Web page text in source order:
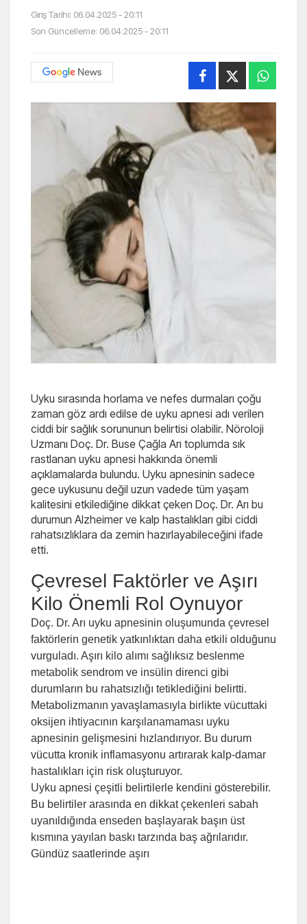
Giriş Tarihi: 06.04.2025 - 20:11
Son Güncelleme: 06.04.2025 - 20:11
Uyku sırasında horlama ve nefes durmaları çoğu
zaman göz ardı edilse de uyku apnesi adı verilen
ciddi bir sağlık sorununun belirtisi olabilir. Nöroloji
Uzmanı Doç. Dr. Buse Çağla Arı toplumda sık
rastlanan uyku apnesi hakkında önemli
açıklamalarda bulundu. Uyku apnesinin sadece
gece uykusunu değil uzun vadede tüm yaşam
kalitesini etkilediğine dikkat çeken Doç. Dr. Arı bu
durumun Alzheimer ve kalp hastalıkları gibi ciddi
rahatsızlıklara da zemin hazırlayabileceğini ifade
etti.
Çevresel Faktörler ve Aşırı
Kilo Önemli Rol Oynuyor
Doç. Dr. Arı uyku apnesinin oluşumunda çevresel
faktörlerin genetik yatkınlıktan daha etkili olduğunu
vurguladı. Aşırı kilo alımı sağlıksız beslenme
metabolik sendrom ve insülin direnci gibi
durumların bu rahatsızlığı tetiklediğini belirtti.
Metabolizmanın yavaşlamasıyla birlikte vücuttaki
oksijen ihtiyacının karşılanamaması uyku
apnesinin gelişmesini hızlandırıyor. Bu durum
vücutta kronik inflamasyonu artırarak kalp-damar
hastalıkları için risk oluşturuyor.
Uyku apnesi çeşitli belirtilerle kendini gösterebilir.
Bu belirtiler arasında en dikkat çekenleri sabah
uyanıldığında enseden başlayarak başın üst
kısmına yayılan baskı tarzında baş ağrılarıdır.
Gündüz saatlerinde aşırı